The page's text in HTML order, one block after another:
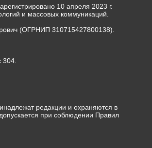
10 апреля 2023 г.
и массовых коммуникаций.
(ОГРНИП 310715427800138).
304.
редакции и охраняются в
при соблюдении Правил